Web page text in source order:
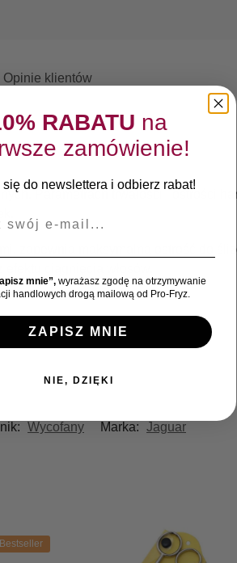
Opinie klientów
Parametrach trwałości i ostrości
zapewnia maksymalną ostrość do
ciągnięcia włosów.
Wycofany Marka: Jaguar
Bestseller
RABATU na
zamówienie!
do newslettera i odbierz rabat!
mnie”,wyrażasz zgodę na otrzymywanie
handlowych drogą mailową od Pro-Fryz.
ZAPISZ MNIE
NIE, DZIĘKI